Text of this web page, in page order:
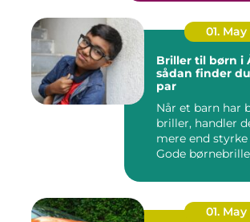
01. May
Briller til børn i
sådan finder
par
Når et barn har
briller, handler
mere end
Gode
01. May